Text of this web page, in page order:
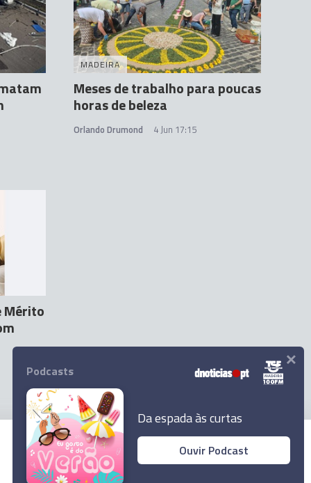
MADEIRA
Meses de trabalho para poucas
horas de beleza
Orlando Drumond 4 Jun 17:15
Mérito
© 2026 Empresa Diário de Notícias, Lda.
Podcasts
Da espada às curtas
Ouvir Podcast
×